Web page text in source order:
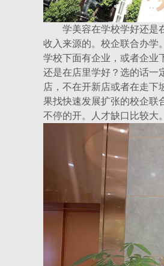
学美容在学校学好还是在
收入来源的。校企联合办学
学校下面有企业，或者企业
还是在店里学好？选的话一
店，不在开新店或者在走下
果找快速发展扩张的校企联
不停的开。人才缺口比较大